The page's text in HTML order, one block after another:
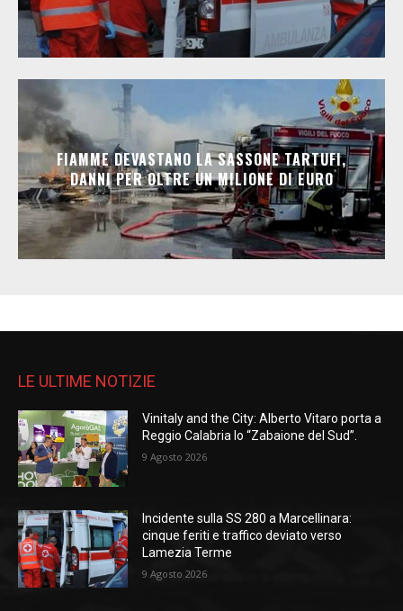
FIAMME DEVASTANO LA SASSONE TARTUFI,
DANNI PER OLTRE UN MILIONE DI EURO
LE ULTIME NOTIZIE
Vinitaly and the City: Alberto Vitaro porta a
Reggio Calabria lo “Zabaione del Sud”.
9 Agosto 2026
Incidente sulla SS 280 a Marcellinara:
cinque feriti e traffico deviato verso
Lamezia Terme
9 Agosto 2026